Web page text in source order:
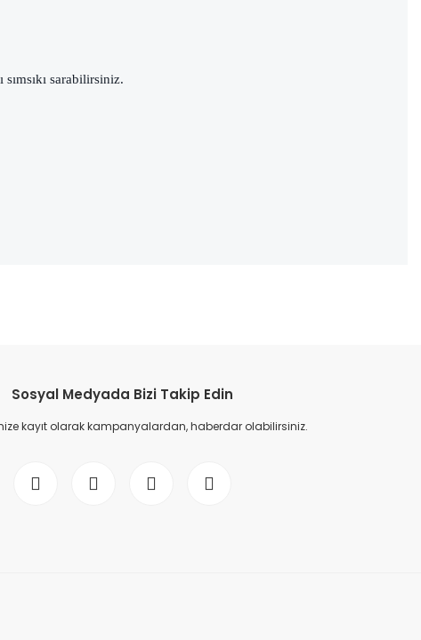
sarabilirsiniz.
Sosyal Medyada Bizi Takip Edin
kayıt olarak kampanyalardan, haberdar olabilirsiniz.